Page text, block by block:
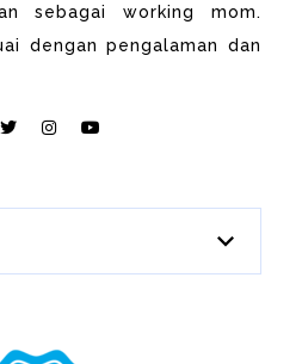
sebagai working mom.
dengan pengalaman dan